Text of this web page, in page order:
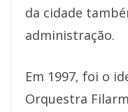
da cidade
administração.
Em 1997, foi o
Orquestra